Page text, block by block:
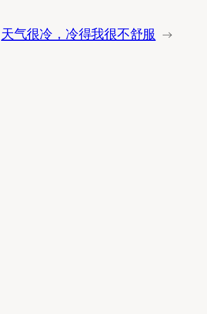
天气很冷，冷得我很不舒服 →